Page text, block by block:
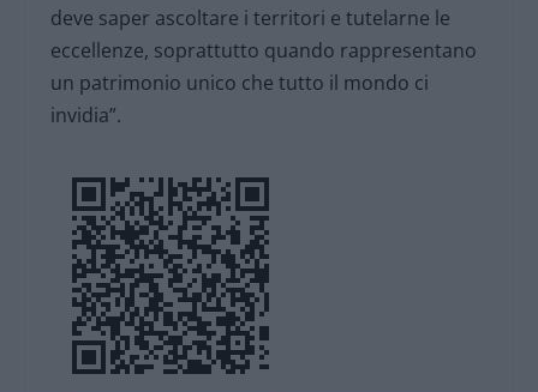
deve saper ascoltare i territori e tutelarne le
eccellenze, soprattutto quando rappresentano
un patrimonio unico che tutto il mondo ci
invidia”.